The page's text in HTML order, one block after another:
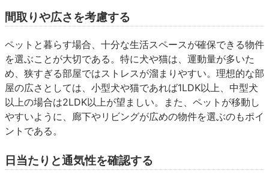
間取りや広さを考慮する
ペットと暮らす場合、十分な生活スペースが確保できる物件
を選ぶことが大切である。特に犬や猫は、運動量が多いた
め、狭すぎる部屋ではストレスが溜まりやすい。理想的な部
屋の広さとしては、小型犬や猫であれば1LDK以上、中型犬
以上の場合は2LDK以上が望ましい。また、ペットが移動し
やすいように、廊下やリビングが広めの物件を選ぶのもポイ
ントである。
日当たりと通気性を確認する